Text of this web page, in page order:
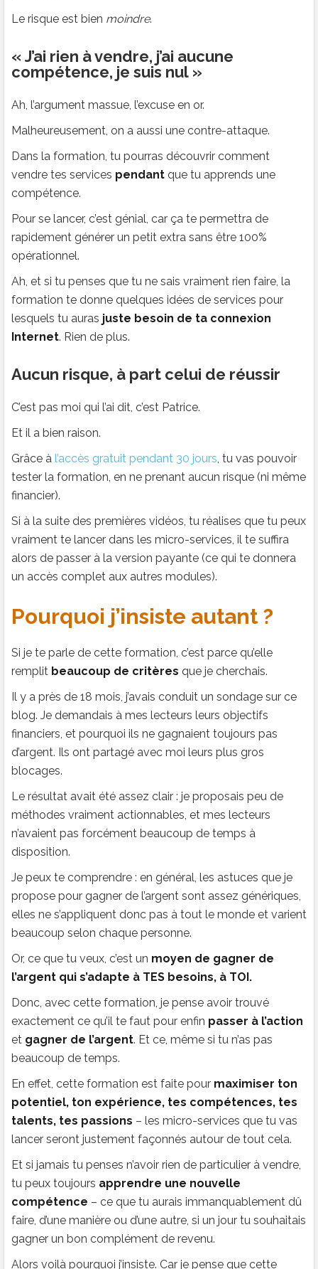
Le risque est bien moindre.
« J’ai rien à vendre, j’ai aucune
compétence, je suis nul »
Ah, l’argument massue, l’excuse en or.
Malheureusement, on a aussi une contre-attaque.
Dans la formation, tu pourras découvrir comment
vendre tes services pendant que tu apprends une
compétence.
Pour se lancer, c’est génial, car ça te permettra de
rapidement générer un petit extra sans être 100%
opérationnel.
Ah, et si tu penses que tu ne sais vraiment rien faire, la
formation te donne quelques idées de services pour
lesquels tu auras juste besoin de ta connexion
Internet. Rien de plus.
Aucun risque, à part celui de réussir
C’est pas moi qui l’ai dit, c’est Patrice.
Et il a bien raison.
Grâce à l’accès gratuit pendant 30 jours, tu vas pouvoir
tester la formation, en ne prenant aucun risque (ni même
financier).
Si à la suite des premières vidéos, tu réalises que tu peux
vraiment te lancer dans les micro-services, il te suffira
alors de passer à la version payante (ce qui te donnera
un accès complet aux autres modules).
Pourquoi j’insiste autant ?
Si je te parle de cette formation, c’est parce qu’elle
remplit beaucoup de critères que je cherchais.
Il y a près de 18 mois, j’avais conduit un sondage sur ce
blog. Je demandais à mes lecteurs leurs objectifs
financiers, et pourquoi ils ne gagnaient toujours pas
d’argent. Ils ont partagé avec moi leurs plus gros
blocages.
Le résultat avait été assez clair : je proposais peu de
méthodes vraiment actionnables, et mes lecteurs
n’avaient pas forcément beaucoup de temps à
disposition.
Je peux te comprendre : en général, les astuces que je
propose pour gagner de l’argent sont assez génériques,
elles ne s’appliquent donc pas à tout le monde et varient
beaucoup selon chaque personne.
Or, ce que tu veux, c’est un moyen de gagner de
l’argent qui s’adapte à TES besoins, à TOI.
Donc, avec cette formation, je pense avoir trouvé
exactement ce qu’il te faut pour enfin passer à l’action
et gagner de l’argent. Et ce, même si tu n’as pas
beaucoup de temps.
En effet, cette formation est faite pour maximiser ton
potentiel, ton expérience, tes compétences, tes
talents, tes passions – les micro-services que tu vas
lancer seront justement façonnés autour de tout cela.
Et si jamais tu penses n’avoir rien de particulier à vendre,
tu peux toujours apprendre une nouvelle
compétence – ce que tu aurais immanquablement dû
faire, d’une manière ou d’une autre, si un jour tu souhaitais
gagner un bon complément de revenu.
Alors voilà pourquoi j’insiste. Car je pense que cette